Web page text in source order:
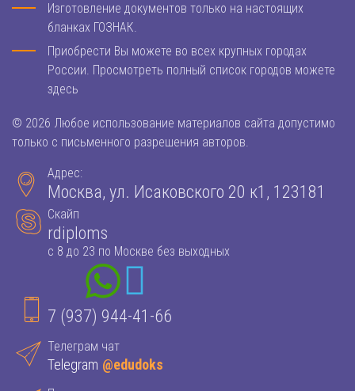
Изготовление документов только на настоящих
бланках ГОЗНАК.
Приобрести Вы можете во всех крупных городах
России. Просмотреть полный список городов можете
здесь
© 2026 Любое использование материалов сайта допустимо
только с письменного разрешения авторов.
Адрес:
Москва, ул. Исаковского 20 к1, 123181
Скайп
rdiploms
с 8 до 23 по Москве без выходных
7 (937) 944-41-66
Телеграм чат
Telegram @edudoks